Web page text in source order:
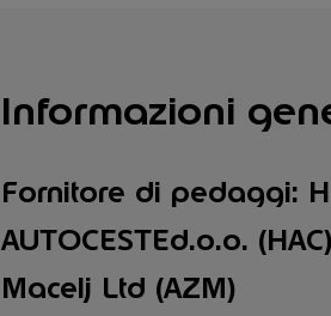
Informazioni
Fornitore di pedaggi:
AUTOCESTEd.o.o.
Macelj Ltd (AZM)